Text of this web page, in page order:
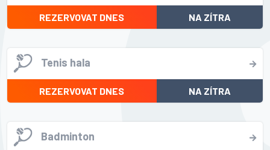
REZERVOVAT DNES NA ZÍTRA
Tenis hala
REZERVOVAT DNES NA ZÍTRA
Badminton